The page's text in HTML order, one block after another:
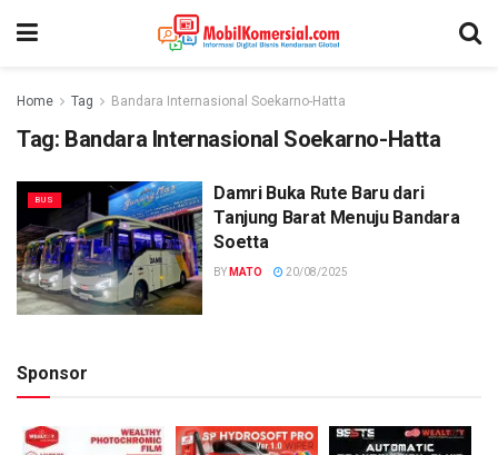
Home Tag Bandara Internasional Soekarno-Hatta
Tag: Bandara Internasional Soekarno-Hatta
BUS
Damri Buka Rute Baru dari
Tanjung Barat Menuju Bandara
Soetta
BY MATO 20/08/2025
Sponsor